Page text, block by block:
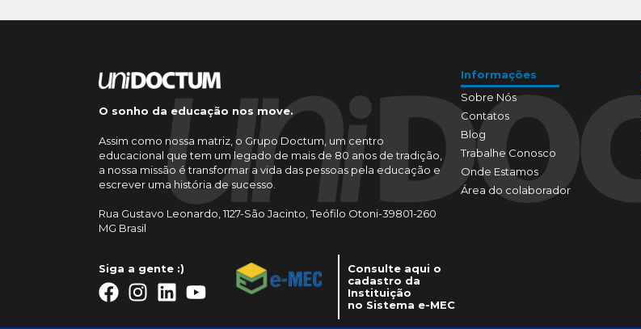
O sonho da educação nos move.
Assim como nossa matriz, o Grupo Doctum, um centro
educacional que tem um legado de mais de 80 anos de tradição,
a nossa missão é transformar a vida das pessoas pela educação e
escrever uma história de sucesso.
Rua Gustavo Leonardo, 1127-São Jacinto, Teófilo Otoni-39801-260
MG Brasil
Informações
Sobre Nós
Contatos
Blog
Trabalhe Conosco
Onde Estamos
Área do colaborador
Siga a gente :)
Consulte aqui o
cadastro da
Instituição
no Sistema e-MEC